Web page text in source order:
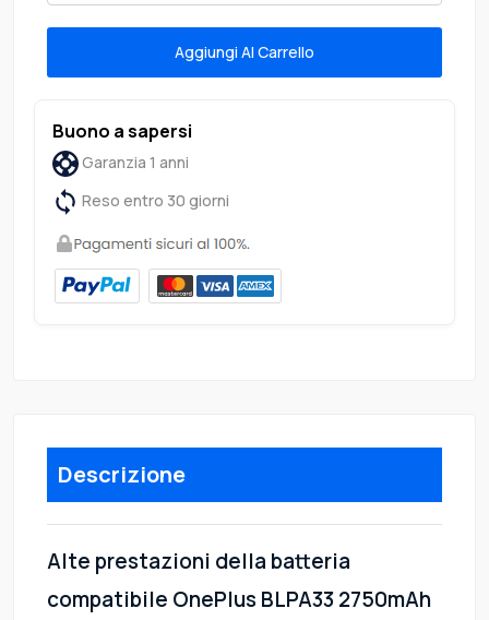
Aggiungi Al Carrello
Buono a sapersi
Garanzia 1 anni
Reso entro 30 giorni
Descrizione
Alte prestazioni della batteria
compatibile OnePlus BLPA33 2750mAh